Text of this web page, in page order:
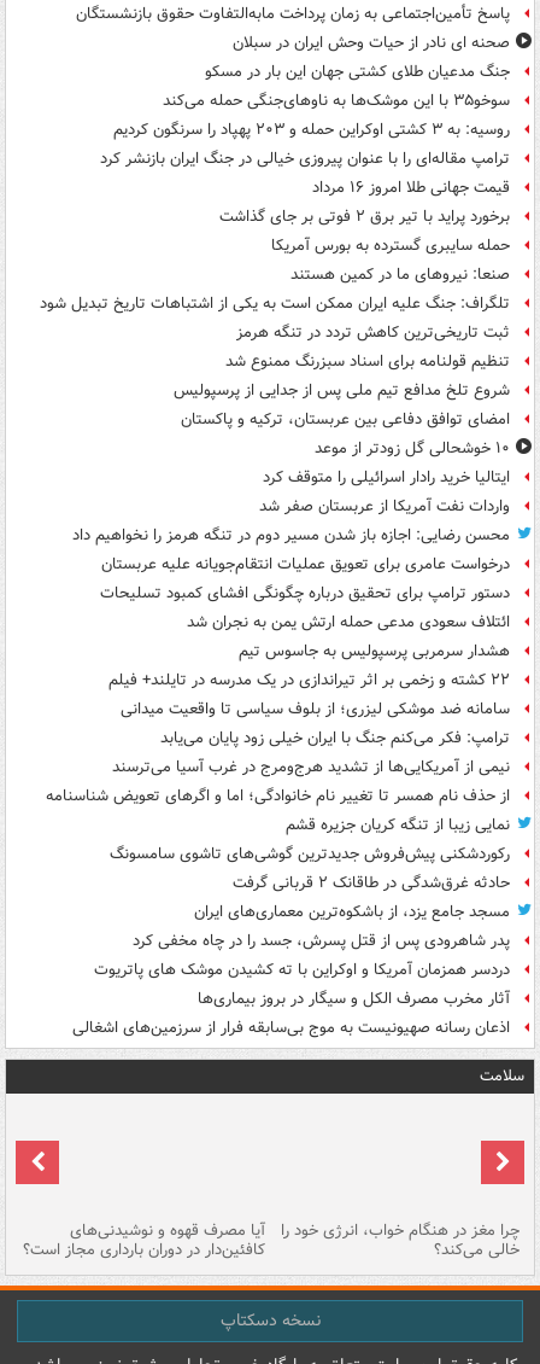
پاسخ تأمین‌اجتماعی به زمان پرداخت مابه‌التفاوت حقوق بازنشستگان
صحنه ای نادر از حیات وحش ایران در سبلان
جنگ مدعیان طلای کشتی جهان این بار در مسکو
سوخو۳۵ با این موشک‌ها به ناوهای‌جنگی حمله می‌کند
روسیه: به ۳ کشتی اوکراین حمله و ۲۰۳ پهپاد را سرنگون کردیم
ترامپ مقاله‌ای را با عنوان پیروزی خیالی در جنگ ایران بازنشر کرد
قیمت جهانی طلا امروز ۱۶ مرداد
برخورد پراید با تیر برق ۲ فوتی بر جای گذاشت
حمله سایبری گسترده به بورس آمریکا
صنعا: نیروهای ما در کمین‌ هستند
تلگراف: جنگ علیه ایران ممکن است به یکی از اشتباهات تاریخ تبدیل شود
ثبت تاریخی‌ترین کاهش تردد در تنگه هرمز
تنظیم قولنامه برای اسناد سبزرنگ ممنوع شد
شروع تلخ مدافع تیم ملی پس از جدایی از پرسپولیس
امضای توافق دفاعی بین عربستان، ترکیه و پاکستان
۱۰ خوشحالی گل زودتر از موعد
ایتالیا خرید رادار اسرائیلی را متوقف کرد
واردات نفت آمریکا از عربستان صفر شد
محسن رضایی: اجازه باز شدن مسیر دوم در تنگه هرمز را نخواهیم داد
درخواست عامری برای تعویق عملیات انتقام‌جویانه علیه عربستان
دستور ترامپ برای تحقیق درباره چگونگی افشای کمبود تسلیحات
ائتلاف سعودی مدعی حمله ارتش یمن به نجران شد
هشدار سرمربی پرسپولیس به جاسوس تیم
۲۲ کشته و زخمی بر اثر تیراندازی در یک مدرسه در تایلند+ فیلم
سامانه ضد موشکی لیزری؛ از بلوف سیاسی تا واقعیت میدانی
ترامپ: فکر می‌کنم جنگ با ایران خیلی زود پایان می‌یابد
نیمی از آمریکایی‌ها از تشدید هرج‌ومرج در غرب آسیا می‌ترسند
از حذف نام همسر تا تغییر نام خانوادگی؛ اما و اگرهای تعویض شناسنامه
نمایی زیبا از تنگه کریان جزیره قشم
رکوردشکنی پیش‌فروش جدیدترین گوشی‌های تاشوی سامسونگ
حادثه غرق‌شدگی در طاقانک ۲ قربانی گرفت
مسجد جامع یزد، از باشکوه‌ترین معماری‌های ایران
پدر شاهرودی پس از قتل پسرش، جسد را در چاه مخفی کرد
دردسر همزمان آمریکا و اوکراین با ته کشیدن موشک های پاتریوت
آثار مخرب مصرف الکل و سیگار در بروز بیماری‌ها
اذعان رسانه صهیونیست به موج بی‌سابقه فرار از سرزمین‌های اشغالی
سلامت
چرا مغز در هنگام خواب، انرژی خود را
خالی می‌کند؟
آیا مصرف قهوه و نوشیدنی‌های
کافئین‌دار در دوران بارداری مجاز است؟
نسخه دسکتاپ